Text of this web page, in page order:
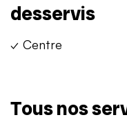
desservis
✓ Centre
Tous nos